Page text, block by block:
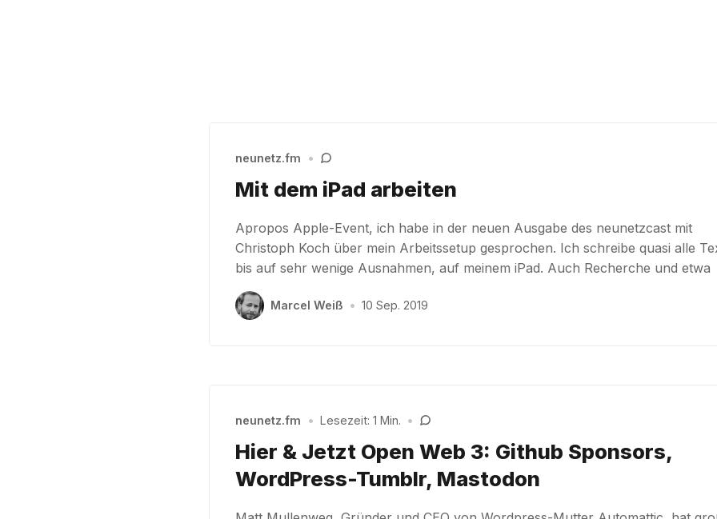
neunetz.fm •
Mit dem iPad arbeiten
Apropos Apple-Event, ich habe in der neuen Ausgabe des neunetzcast mit
Christoph Koch über mein Arbeitssetup gesprochen. Ich schreibe quasi alle
bis auf sehr wenige Ausnahmen, auf meinem iPad. Auch Recherche und etwa
Marcel Weiß • 10 Sep. 2019
neunetz.fm • Lesezeit: 1 Min. •
Hier & Jetzt Open Web 3: Github Sponsors,
WordPress-Tumblr, Mastodon